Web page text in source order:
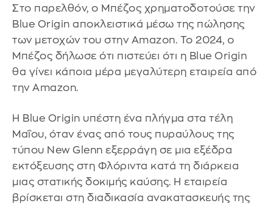
Στο παρελθόν, ο Μπέζος χρηματοδοτούσε την
Blue Origin αποκλειστικά μέσω της πώλησης
των μετοχών του στην Amazon. Το 2024, ο
Μπέζος δήλωσε ότι πιστεύει ότι η Blue Origin
θα γίνει κάποια μέρα μεγαλύτερη εταιρεία από
την Amazon.
Η Blue Origin υπέστη ένα πλήγμα στα τέλη
Μαΐου, όταν ένας από τους πυραύλους της
τύπου New Glenn εξερράγη σε μια εξέδρα
εκτόξευσης στη Φλόριντα κατά τη διάρκεια
μιας στατικής δοκιμής καύσης. Η εταιρεία
βρίσκεται στη διαδικασία ανακατασκευής της